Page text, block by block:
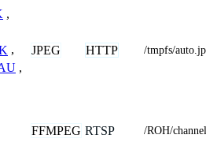
,
,
,
JPEG HTTP /tmpfs/
FFMPEG RTSP /ROH/